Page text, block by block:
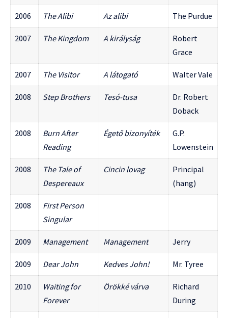
2006 The Alibi Az alibi The Purdue
2007 The Kingdom A királyság
Robert
Grace
2007 The Visitor A látogató Walter Vale
2008 Step Brothers Tesó-tusa
Dr. Robert
Doback
2008
Burn After
Reading
Égető bizonyíték
G.P.
Lowenstein
2008
The Tale of
Despereaux
Cincin lovag
Principal
(hang)
2008
First Person
Singular
2009 Management Management Jerry
2009 Dear John Kedves John! Mr. Tyree
2010
Waiting for
Forever
Örökké várva
Richard
During